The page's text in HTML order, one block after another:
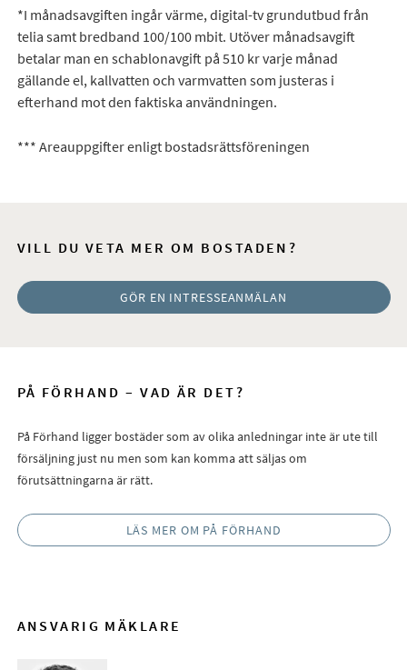
*I månadsavgiften ingår värme, digital-tv grundutbud från
telia samt bredband 100/100 mbit. Utöver månadsavgift
betalar man en schablonavgift på 510 kr varje månad
gällande el, kallvatten och varmvatten som justeras i
efterhand mot den faktiska användningen.
*** Areauppgifter enligt bostadsrättsföreningen
VILL DU VETA MER OM BOSTADEN?
GÖR EN INTRESSEANMÄLAN
PÅ FÖRHAND – VAD ÄR DET?
På Förhand ligger bostäder som av olika anledningar inte är ute till
försäljning just nu men som kan komma att säljas om
förutsättningarna är rätt.
LÄS MER OM PÅ FÖRHAND
ANSVARIG MÄKLARE